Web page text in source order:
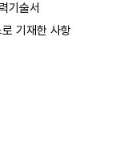
기술서
기재한 사항